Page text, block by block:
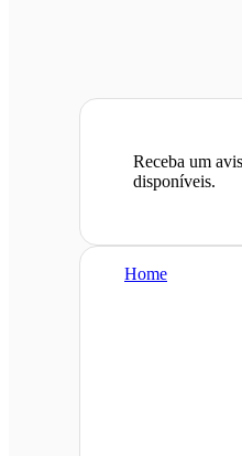
Receba um
disponíveis.
Home